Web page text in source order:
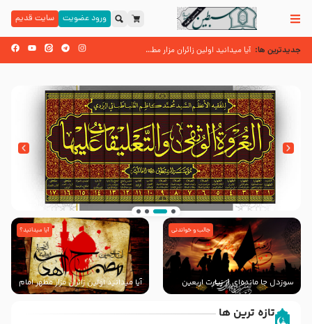
ورود عضویت سایت قدیم
جدیدترین ها: آیا میدانید اولین زائران مزار مطهر امام حسین (علیه السلام) چه کسانی بود
اسنادی کهن دال بر شهرت زیارت اربعین نزد امامیه در قرن ۶ و ۷ هجری زائران اربعین حسینی
انتشار کتاب ” العروة الوثقى و التعليقات عليها”
با طرحی بسیار زیبا و شکیل
سوزدل جا مانده‌ای از زیارت اربعین
جالب و خواندنی
آیا میدانید اولین زائران مزار مطهر امام
حسین (علیه السلام) چه کسانی
آیا میدانید؟
تازه ترین ها